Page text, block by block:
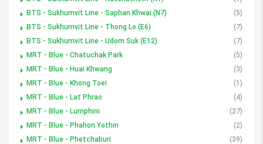
BTS - Sukhumvit Line - Saphan Khwai (N7)
(5)
BTS - Sukhumvit Line - Thong Lo (E6)
(7)
BTS - Sukhumvit Line - Udom Suk (E12)
(7)
MRT - Blue - Chatuchak Park
(5)
MRT - Blue - Huai Khwang
(3)
MRT - Blue - Khong Toei
(1)
MRT - Blue - Lat Phrao
(4)
MRT - Blue - Lumphini
(27)
MRT - Blue - Phahon Yothin
(2)
MRT - Blue - Phetchaburi
(39)